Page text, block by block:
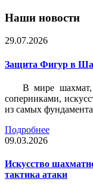
Наши новости
29.07.2026
Защита Фигур в
В мире
соперниками,
из самых
Подробнее
09.03.2026
Искусство
тактика атаки